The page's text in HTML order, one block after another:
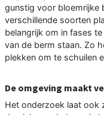
gunstig voor bloemrijke
verschillende soorten
belangrijk om in fases
van de berm staan. Zo
plekken om te schuilen
De omgeving maakt
Het onderzoek laat ook